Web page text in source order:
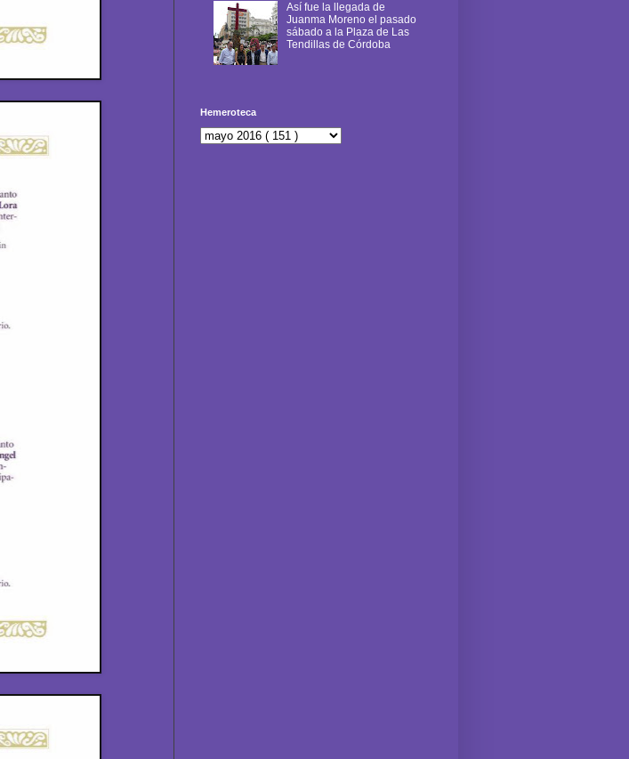
Así fue la llegada de
Juanma Moreno el pasado
sábado a la Plaza de Las
Tendillas de Córdoba
Hemeroteca